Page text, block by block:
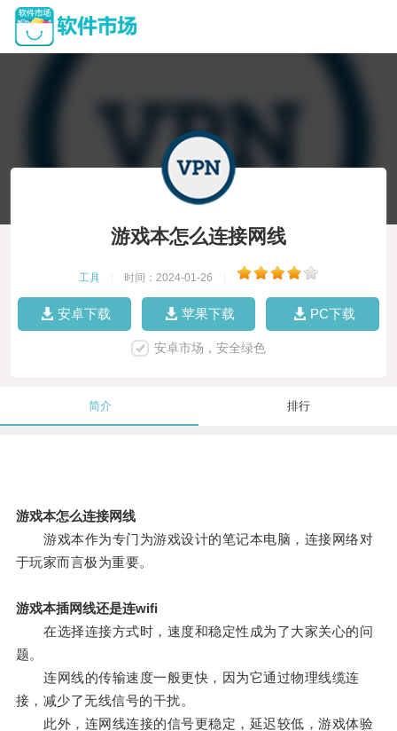
游戏本怎么连接网线
工具 时间：2024-01-26
安卓下载 苹果下载 PC下载
安卓市场，安全绿色
简介 排行
游戏本怎么连接网线
游戏本作为专门为游戏设计的笔记本电脑，连接网络对
于玩家而言极为重要。
游戏本插网线还是连wifi
在选择连接方式时，速度和稳定性成为了大家关心的问
题。
连网线的传输速度一般更快，因为它通过物理线缆连
接，减少了无线信号的干扰。
此外，连网线连接的信号更稳定，延迟较低，游戏体验